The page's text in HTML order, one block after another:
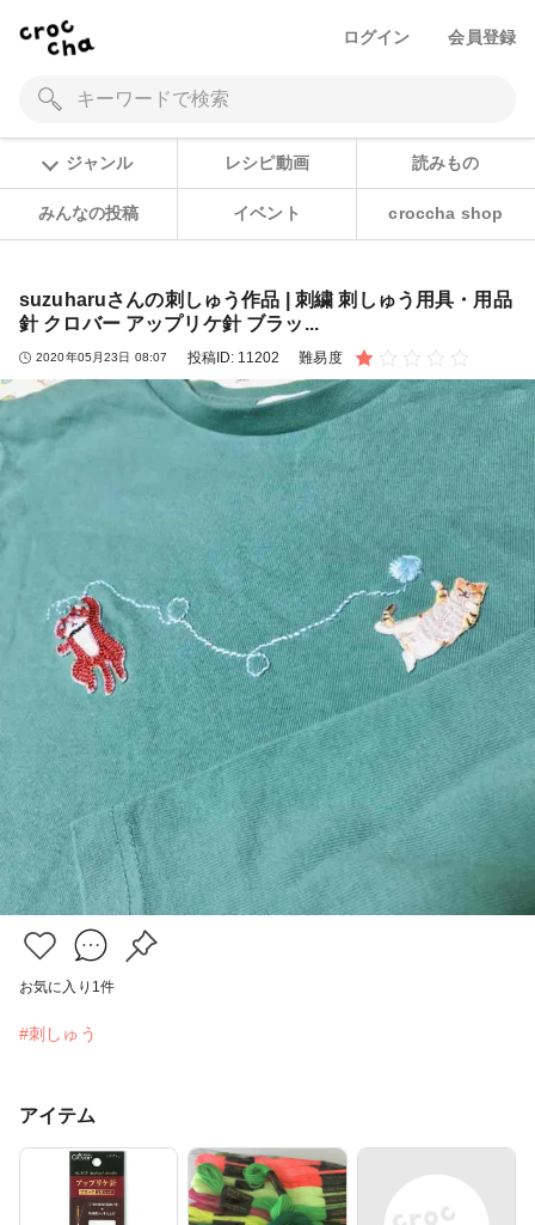
ログイン 会員登録
ジャンル レシピ動画 読みもの
みんなの投稿 イベント croccha shop
suzuharuさんの刺しゅう作品 | 刺繍 刺しゅう用具・用品
針 クロバー アップリケ針 ブラッ...
2020年05月23日 08:07 投稿ID: 11202 難易度
お気に入り 1 件
#刺しゅう
アイテム